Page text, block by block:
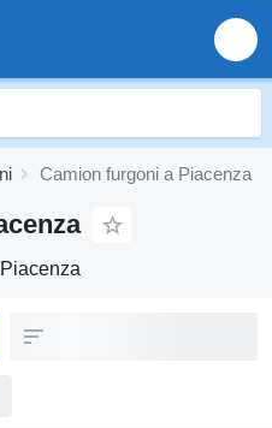
Camion furgoni a Piacenza